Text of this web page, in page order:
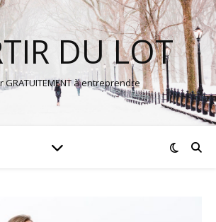
DU LOT
GRATUITEMENT à entreprendre